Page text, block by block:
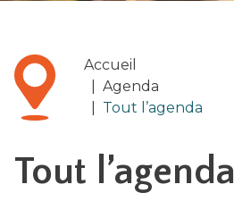
Accueil
Agenda
Tout l’agenda
Tout l’agenda